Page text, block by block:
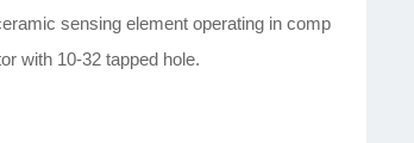
sensing element operating in comp
with 10-32 tapped hole.